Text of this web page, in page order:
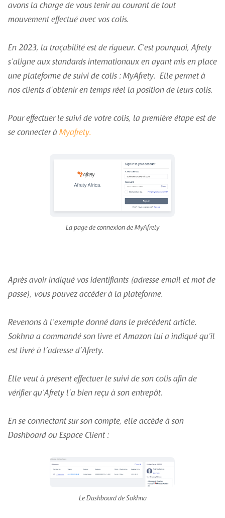
avons la charge de vous tenir au courant de tout
mouvement effectué avec vos colis.
En 2023, la traçabilité est de rigueur. C’est pourquoi, Afrety
s’aligne aux standards internationaux en ayant mis en place
une plateforme de suivi de colis : MyAfrety. Elle permet à
nos clients d’obtenir en temps réel la position de leurs colis.
Pour effectuer le suivi de votre colis, la première étape est de
se connecter à Myafrety.
La page de connexion de MyAfrety
Après avoir indiqué vos identifiants (adresse email et mot de
passe), vous pouvez accéder à la plateforme.
Revenons à l’exemple donné dans le précédent article.
Sokhna a commandé son livre et Amazon lui a indiqué qu’il
est livré à l’adresse d’Afrety.
Elle veut à présent effectuer le suivi de son colis afin de
vérifier qu’Afrety l’a bien reçu à son entrepôt.
En se connectant sur son compte, elle accède à son
Dashboard ou Espace Client :
Le Dashboard de Sokhna